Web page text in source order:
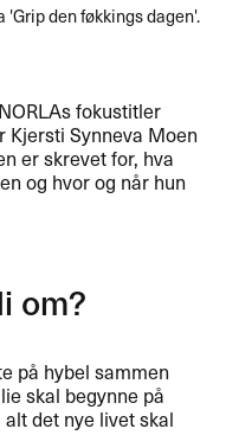
den føkkings dagen'.
fokustitler
Synneva Moen
er skrevet for, hva
og hvor og når hun
om?
på hybel sammen
skal begynne på
det nye livet skal